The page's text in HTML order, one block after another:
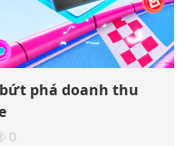
bứt phá doanh thu
0